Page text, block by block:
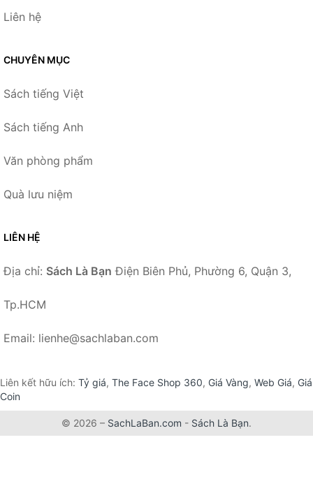
Liên hệ
CHUYÊN MỤC
Sách tiếng Việt
Sách tiếng Anh
Văn phòng phẩm
Quà lưu niệm
LIÊN HỆ
Địa chỉ: Sách Là Bạn Điện Biên Phủ, Phường 6, Quận 3,
Tp.HCM
Email: lienhe@sachlaban.com
Liên kết hữu ích: Tỷ giá, The Face Shop 360, Giá Vàng, Web Giá, Giá
Coin
© 2026 – SachLaBan.com - Sách Là Bạn.